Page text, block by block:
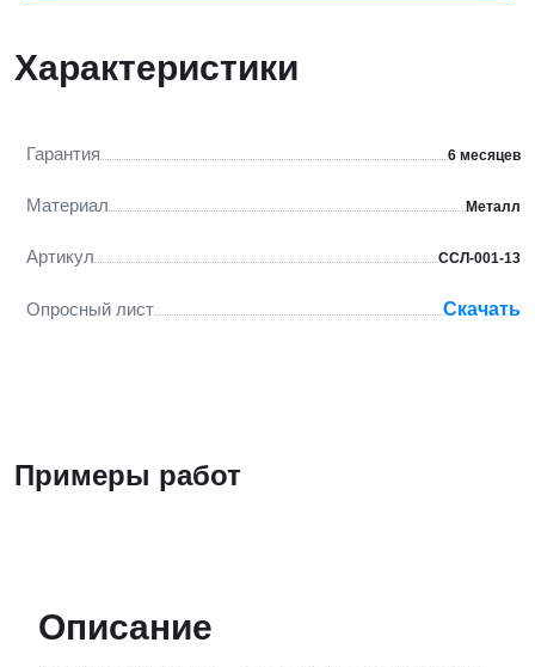
Характеристики
Гарантия 6 месяцев
Материал Металл
Артикул ССЛ-001-13
Опросный лист Скачать
Примеры работ
Описание